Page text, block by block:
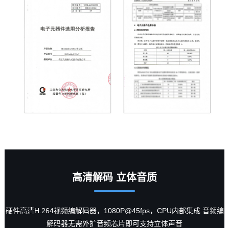
高清解码 立体音质
硬件高清H.264视频编解码器，1080P@45fps，CPU内部集成 音频编
解码器无需外扩音频芯片即可支持立体声音